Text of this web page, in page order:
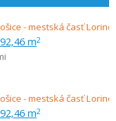
m2
m2